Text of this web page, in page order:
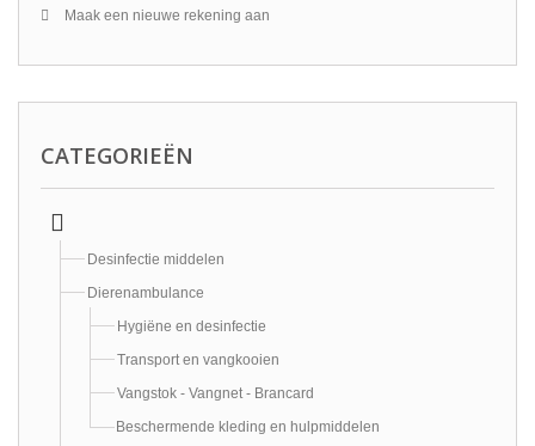
Maak een nieuwe rekening aan
CATEGORIEËN
Desinfectie middelen
Dierenambulance
Hygiëne en desinfectie
Transport en vangkooien
Vangstok - Vangnet - Brancard
Beschermende kleding en hulpmiddelen